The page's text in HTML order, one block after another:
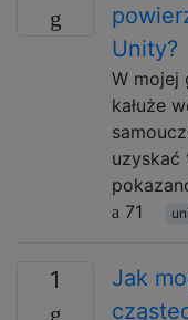
Unity?
W mojej
kałuże
uzyskać
71
1
Jak